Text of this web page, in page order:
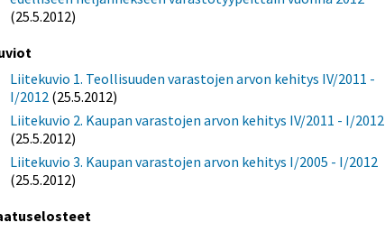
(25.5.2012)
Liitekuvio 1. Teollisuuden varastojen arvon kehitys IV/2011 -
I/2012 (25.5.2012)
Liitekuvio 2. Kaupan varastojen arvon kehitys IV/2011 - I/2012
(25.5.2012)
Liitekuvio 3. Kaupan varastojen arvon kehitys I/2005 - I/2012
(25.5.2012)